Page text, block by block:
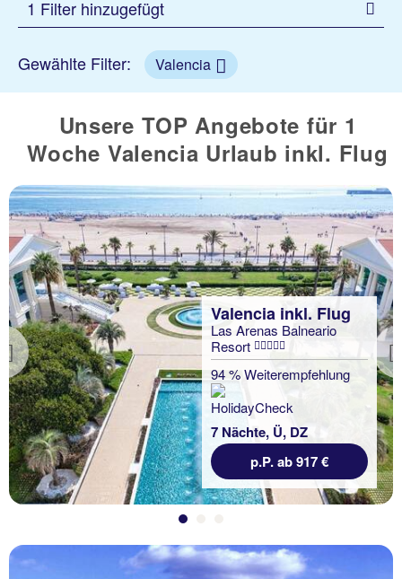
1 Filter hinzugefügt
Gewählte Filter: Valencia
Unsere TOP Angebote für 1
Woche Valencia Urlaub inkl. Flug
Previous
Valencia inkl. Flug
Las Arenas Balneario
Resort
94 % Weiterempfehlung
7 Nächte, Ü, DZ
p.P. ab 917 €